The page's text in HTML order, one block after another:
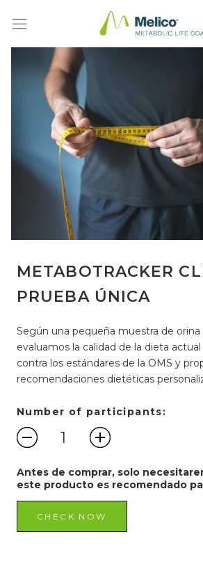
METABOTRACKER
PRUEBA ÚNICA
Según una pequeña muestra de orina
evaluamos la calidad de la dieta
contra los estándares de la OMS y
recomendaciones dietéticas
Number of participants:
Antes de comprar, solo
este producto es recomendado
CHECK NOW